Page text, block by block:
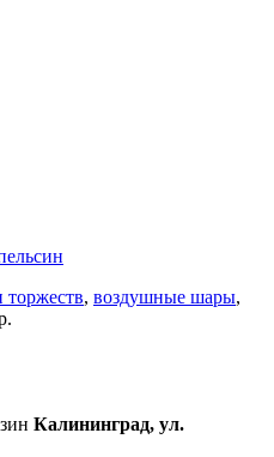
торжеств, воздушные шары,
Калининград, ул.